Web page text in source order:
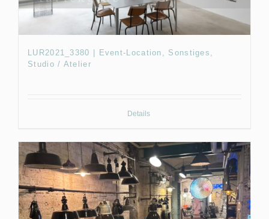
LUR2021_3380 | Event-Location, Sonstiges,
Studio / Atelier
Details